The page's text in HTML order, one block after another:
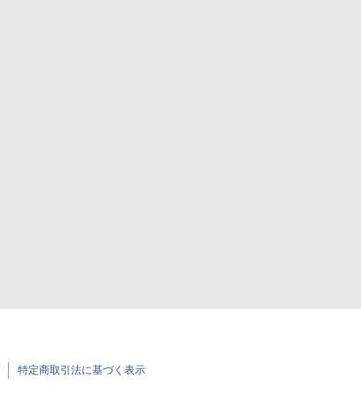
特定商取引法に基づく表示